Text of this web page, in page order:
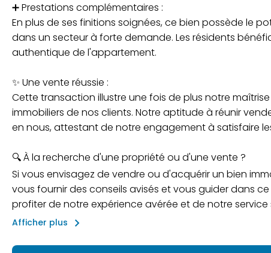
➕ Prestations complémentaires :
En plus de ses finitions soignées, ce bien possède le
dans un secteur à forte demande. Les résidents
authentique de l'appartement.
✨ Une vente réussie :
Cette transaction illustre une fois de plus notre
immobiliers de nos clients. Notre aptitude à réunir
en nous, attestant de notre engagement à satisfaire
🔍 À la recherche d'une propriété ou d'une vente ?
Si vous envisagez de vendre ou d'acquérir un bien
vous fournir des conseils avisés et vous guider dans
profiter de notre expérience avérée et de notre service
Afficher plus keyboard_arrow_right